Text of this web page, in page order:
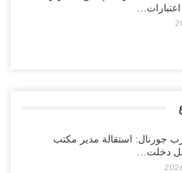
جورنال: استقالة مدير مكتب
دخلت…